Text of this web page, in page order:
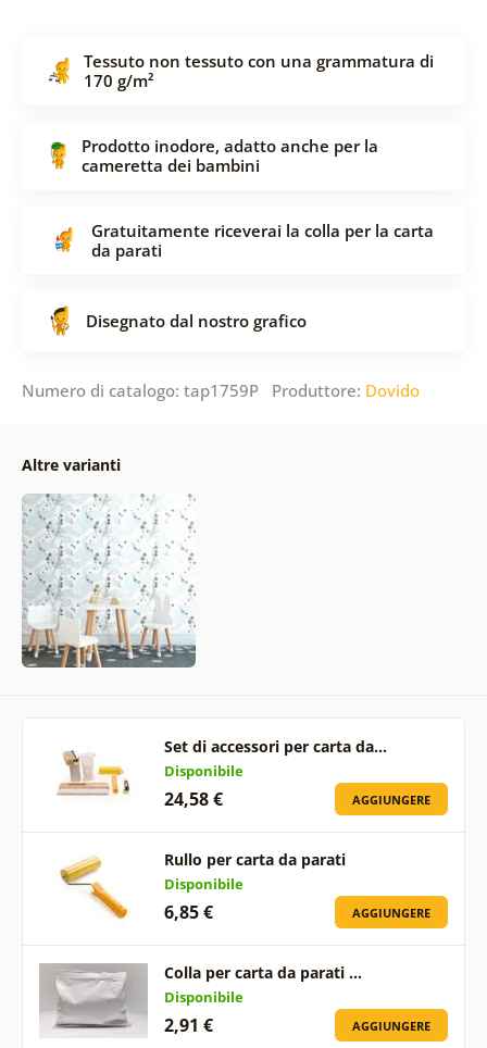
Tessuto non tessuto con una grammatura di
170 g/m²
Prodotto inodore, adatto anche per la
cameretta dei bambini
Gratuitamente riceverai la colla per la carta
da parati
Disegnato dal nostro grafico
Numero di catalogo: tap1759P Produttore: Dovido
Altre varianti
Set di accessori per carta da…
Disponibile
24,58 € AGGIUNGERE
Rullo per carta da parati
Disponibile
6,85 € AGGIUNGERE
Colla per carta da parati …
Disponibile
2,91 € AGGIUNGERE